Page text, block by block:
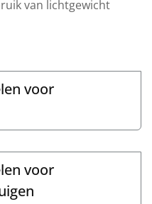
van lichtgewicht
voor
voor